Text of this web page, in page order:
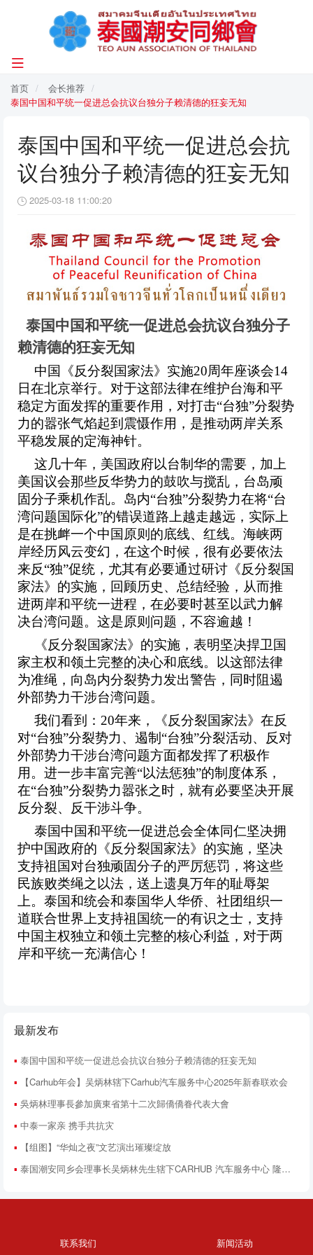
首页
会长推荐
泰国中国和平统一促进总会抗议台独分子赖清德的狂妄无知
泰国中国和平统一促进总会抗
议台独分子赖清德的狂妄无知
2025-03-18 11:00:20
泰国中国和平统一促进总会抗议台独分子
赖清德的狂妄无知
中国《反分裂国家法》实施20周年座谈会14
日在北京举行。对于这部法律在维护台海和平
稳定方面发挥的重要作用，对打击“台独”分裂势
力的嚣张气焰起到震慑作用，是推动两岸关系
平稳发展的定海神针。
这几十年，美国政府以台制华的需要，加上
美国议会那些反华势力的鼓吹与搅乱，台岛顽
固分子乘机作乱。岛内“台独”分裂势力在将“台
湾问题国际化”的错误道路上越走越远，实际上
是在挑衅一个中国原则的底线、红线。海峡两
岸经历风云变幻，在这个时候，很有必要依法
来反“独”促统，尤其有必要通过研讨《反分裂国
家法》的实施，回顾历史、总结经验，从而推
进两岸和平统一进程，在必要时甚至以武力解
决台湾问题。这是原则问题，不容逾越！
《反分裂国家法》的实施，表明坚决捍卫国
家主权和领土完整的决心和底线。以这部法律
为准绳，向岛内分裂势力发出警告，同时阻遏
外部势力干涉台湾问题。
我们看到： 20年来，《反分裂国家法》在反
对“台独”分裂势力、遏制“台独”分裂活动、反对
外部势力干涉台湾问题方面都发挥了积极作
用。进一步丰富完善“以法惩独”的制度体系，
在“台独”分裂势力嚣张之时，就有必要坚决开展
反分裂、反干涉斗争。
泰国中国和平统一促进总会全体同仁坚决拥
护中国政府的《反分裂国家法》的实施，坚决
支持祖国对台独顽固分子的严厉惩罚，将这些
民族败类绳之以法，送上遗臭万年的耻辱架
上。泰国和统会和泰国华人华侨、社团组织一
道联合世界上支持祖国统一的有识之士，支持
中国主权独立和领土完整的核心利益，对于两
岸和平统一充满信心！
最新发布
泰国中国和平统一促进总会抗议台独分子赖清德的狂妄无知
【Carhub年会】吴炳林辖下Carhub汽车服务中心2025年新春联欢会
吳炳林理事長參加廣東省第十二次歸僑僑眷代表大會
中泰一家亲 携手共抗灾
【组图】“华灿之夜”文艺演出璀璨绽放
泰国潮安同乡会理事长吴炳林先生辖下CARHUB 汽车服务中心 隆重开业服务热线电话096-663-2666 / 02-003-9300
联系我们 新闻活动